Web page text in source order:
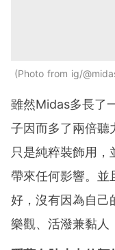
Photo from ig/
雖然Midas多長了
子因而多了兩倍聽
只是純粹裝飾用，
帶來任何影響。並
好，沒有因為自己
樂觀、活潑兼黏人